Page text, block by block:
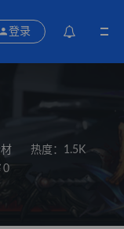
登录
热度：1.5K
0